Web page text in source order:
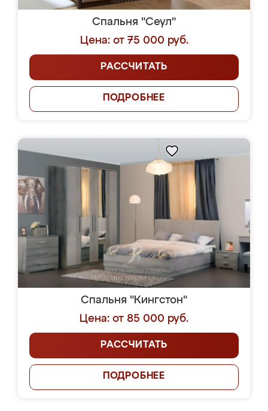
Спальня "Сеул"
Цена: от 75 000 руб.
РАССЧИТАТЬ
ПОДРОБНЕЕ
Спальня "Кингстон"
Цена: от 85 000 руб.
РАССЧИТАТЬ
ПОДРОБНЕЕ